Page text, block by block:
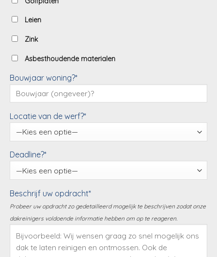
Leien
Zink
Asbesthoudende materialen
Bouwjaar woning?*
Locatie van de werf?*
Deadline?*
Beschrijf uw opdracht*
Probeer uw opdracht zo gedetailleerd mogelijk te beschrijven zodat onze
dakreinigers voldoende informatie hebben om op te reageren.